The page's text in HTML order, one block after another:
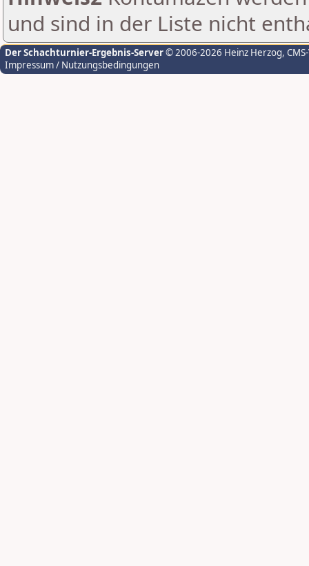
und sind in der Liste nicht
Der Schachturnier-Ergebnis-Server© 2006-2026 Heinz Herzog,
Impressum / Nutzungsbedingungen